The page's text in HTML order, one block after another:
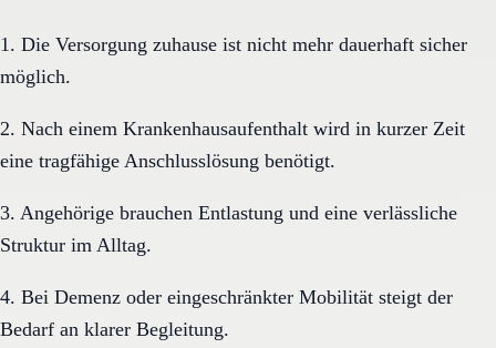
1. Die Versorgung zuhause ist nicht mehr dauerhaft sicher
möglich.
2. Nach einem Krankenhausaufenthalt wird in kurzer Zeit
eine tragfähige Anschlusslösung benötigt.
3. Angehörige brauchen Entlastung und eine verlässliche
Struktur im Alltag.
4. Bei Demenz oder eingeschränkter Mobilität steigt der
Bedarf an klarer Begleitung.